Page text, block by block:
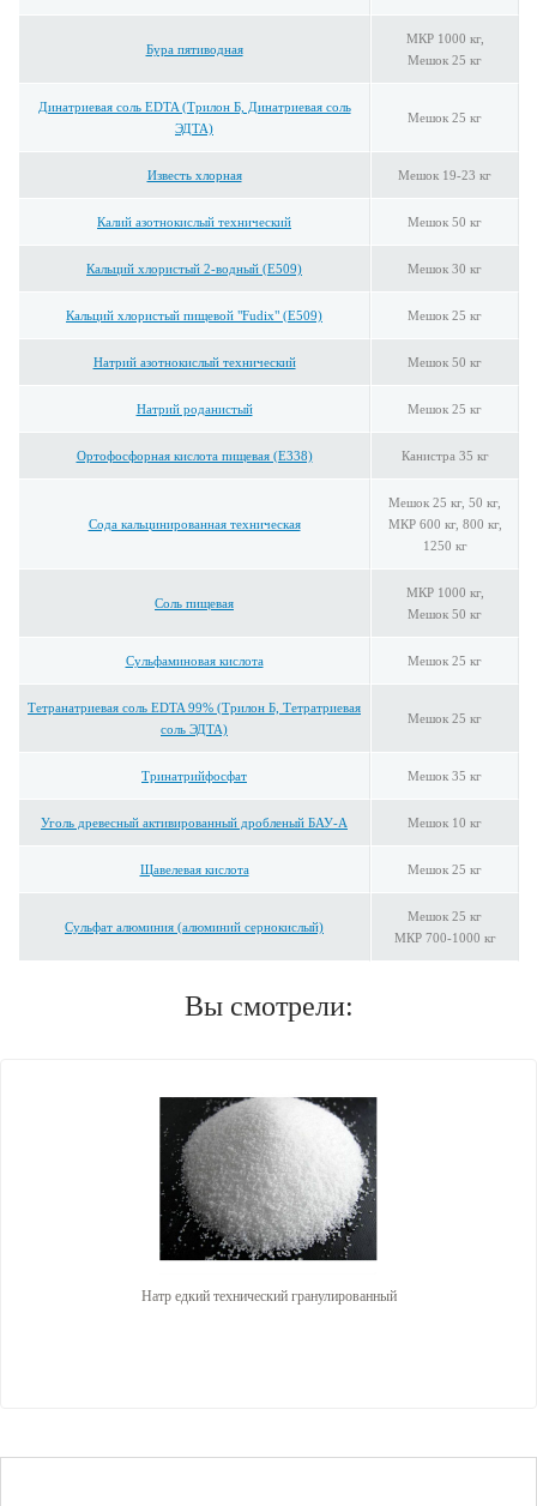
Бура пятиводная
МКР 1000 кг,
Мешок 25 кг
Динатриевая соль EDTA (Трилон Б, Динатриевая соль
ЭДТА)
Мешок 25 кг
Известь хлорная Мешок 19-23 кг
Калий азотнокислый технический Мешок 50 кг
Кальций хлористый 2-водный (E509) Мешок 30 кг
Кальций хлористый пищевой "Fudix" (E509) Мешок 25 кг
Натрий азотнокислый технический Мешок 50 кг
Натрий роданистый Мешок 25 кг
Ортофосфорная кислота пищевая (E338) Канистра 35 кг
Сода кальцинированная техническая
Мешок 25 кг, 50 кг,
МКР 600 кг, 800 кг,
1250 кг
Соль пищевая
МКР 1000 кг,
Мешок 50 кг
Сульфаминовая кислота Мешок 25 кг
Тетранатриевая соль EDTA 99% (Трилон Б, Тетратриевая
соль ЭДТА)
Мешок 25 кг
Тринатрийфосфат Мешок 35 кг
Уголь древесный активированный дробленый БАУ-А Мешок 10 кг
Щавелевая кислота Мешок 25 кг
Сульфат алюминия (алюминий сернокислый)
Мешок 25 кг
МКР 700-1000 кг
Вы смотрели:
Натр едкий технический гранулированный